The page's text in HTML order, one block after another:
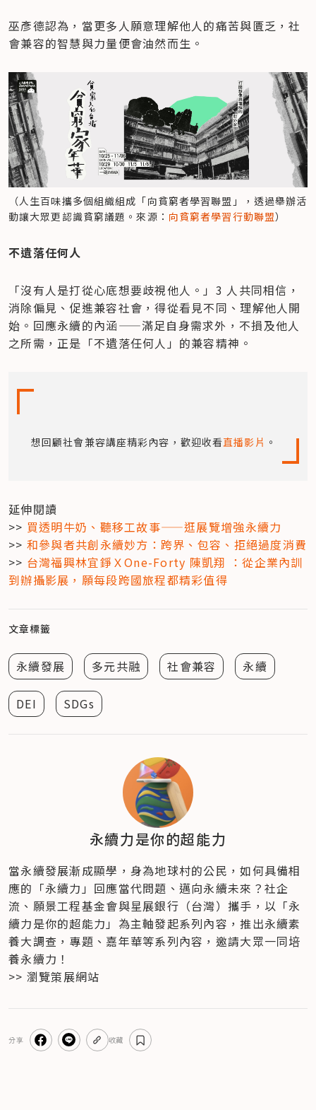
巫彥德認為，當更多人願意理解他人的痛苦與匱乏，社
會兼容的智慧與力量便會油然而生。
（人生百味攜多個組織組成「向貧窮者學習聯盟」，透過舉辦活
動讓大眾更認識貧窮議題。來源： 向貧窮者學習行動聯盟）
不遺落任何人
「沒有人是打從心底想要歧視他人。」3 人共同相信，
消除偏見、促進兼容社會，得從看見不同、理解他人開
始。回應永續的內涵——滿足自身需求外，不損及他人
之所需，正是「不遺落任何人」的兼容精神。
想回顧社會兼容講座精彩內容，歡迎收看直播影片 。
延伸閱讀
>> 買透明牛奶、聽移工故事——逛展覽增強永續力
>> 和參與者共創永續妙方：跨界、包容、拒絕過度消費
>> 台灣福興林宜錚ＸOne-Forty 陳凱翔 ：從企業內訓
到辦攝影展，願每段跨國旅程都精彩值得
文章標籤
永續發展 多元共融 社會兼容 永續
DEI SDGs
永續力是你的超能力
當永續發展漸成顯學，身為地球村的公民，如何具備相
應的「永續力」回應當代問題、邁向永續未來？​社企
流、願景工程基金會與星展銀行（台灣）攜手，以「永
續力是你的超能力」為主軸發起系列內容，推出永續素
養大調查，專題、嘉年華等系列內容，邀請大眾一同培
養永續力！
>> 瀏覽策展網站
分享 收藏